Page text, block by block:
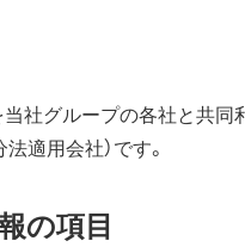
社グループの各社と共
適用会社）です。
の項目